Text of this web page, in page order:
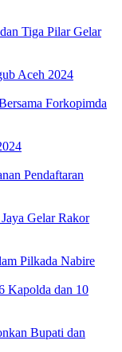
Tiga Pilar Gelar
Aceh 2024
Forkopimda
Pendaftaran
Gelar Rakor
Pilkada Nabire
Kapolda dan 10
Bupati dan